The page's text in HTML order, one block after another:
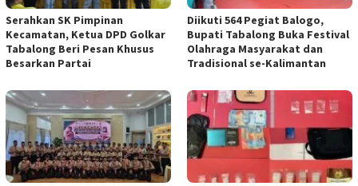
Serahkan SK Pimpinan
Kecamatan, Ketua DPD Golkar
Tabalong Beri Pesan Khusus
Besarkan Partai
Diikuti 564 Pegiat Balogo,
Bupati Tabalong Buka Festival
Olahraga Masyarakat dan
Tradisional se-Kalimantan